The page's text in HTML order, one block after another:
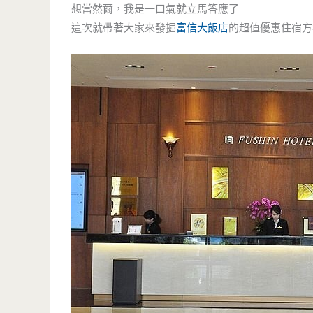
想當然爾，我是一口氣就立馬答應了
這次就帶著大家來發掘富信大飯店的超值優惠住宿